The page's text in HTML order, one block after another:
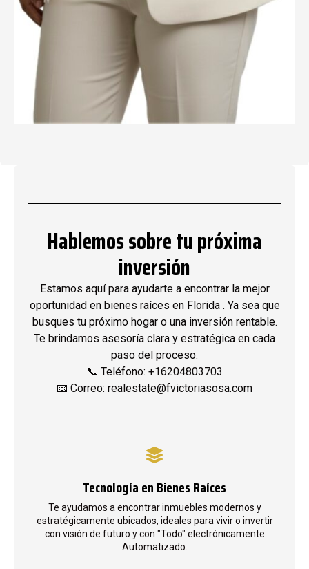
Hablemos sobre tu próxima
inversión
Estamos aquí para ayudarte a encontrar la mejor
oportunidad en bienes raíces en Florida . Ya sea que
busques tu próximo hogar o una inversión rentable.
Te brindamos asesoría clara y estratégica en cada
paso del proceso.
📞 Teléfono: +16204803703
📧 Correo: realestate@fvictoriasosa.com
Tecnología en Bienes Raíces
Te ayudamos a encontrar inmuebles modernos y
estratégicamente ubicados, ideales para vivir o invertir
con visión de futuro y con "Todo" electrónicamente
Automatizado.